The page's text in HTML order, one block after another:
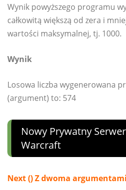
Wynik powyższego programu
całkowitą większą od zera i
wartości maksymalnej, tj. 1000.
Wynik
Losowa liczba wygenerowana
(argument) to: 574
Nowy Prywatny
Warcraft
Next () Z dwoma argumentami